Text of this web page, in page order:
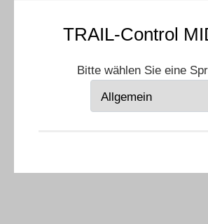
TRAIL-Control
Bitte wählen Sie eine